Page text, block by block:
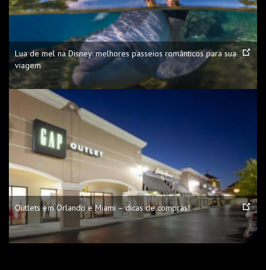
Lua de mel na Disney: melhores passeios românticos para sua
viagem
Outlets em Orlando e Miami – dicas de compras!